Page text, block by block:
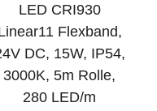
LED CRI930
Flexband,
DC, 15W, IP54,
3000K, 5m Rolle,
280 LED/m